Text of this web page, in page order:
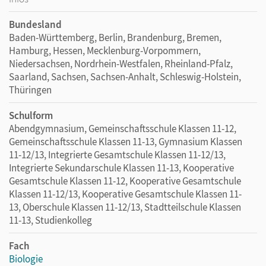
Bundesland
Baden-Württemberg, Berlin, Brandenburg, Bremen,
Hamburg, Hessen, Mecklenburg-Vorpommern,
Niedersachsen, Nordrhein-Westfalen, Rheinland-Pfalz,
Saarland, Sachsen, Sachsen-Anhalt, Schleswig-Holstein,
Thüringen
Schulform
Abendgymnasium, Gemeinschaftsschule Klassen 11-12,
Gemeinschaftsschule Klassen 11-13, Gymnasium Klassen
11-12/13, Integrierte Gesamtschule Klassen 11-12/13,
Integrierte Sekundarschule Klassen 11-13, Kooperative
Gesamtschule Klassen 11-12, Kooperative Gesamtschule
Klassen 11-12/13, Kooperative Gesamtschule Klassen 11-
13, Oberschule Klassen 11-12/13, Stadtteilschule Klassen
11-13, Studienkolleg
Fach
Biologie